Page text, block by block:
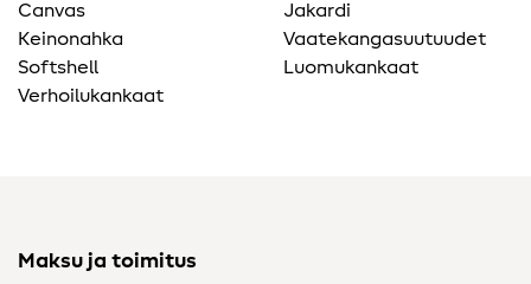
Canvas
Keinonahka
Softshell
Verhoilukankaat
Jakardi
Vaatekangasuutuudet
Luomukankaat
Maksu ja toimitus